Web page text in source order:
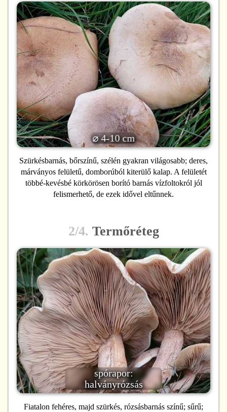
Szürkésbarnás, bőrszínű, szélén gyakran világosabb; deres,
márványos felületű, domborúból kiterülő kalap. A felületét
többé-kevésbé körkörösen borító barnás vízfoltokról jól
felismerhető, de ezek idővel eltűnnek.
⌀ 4-10 cm
2/4. Termőréteg
Fiatalon fehéres, majd szürkés, rózsásbarnás színű; sűrű;
spórapor:
halványrózsás